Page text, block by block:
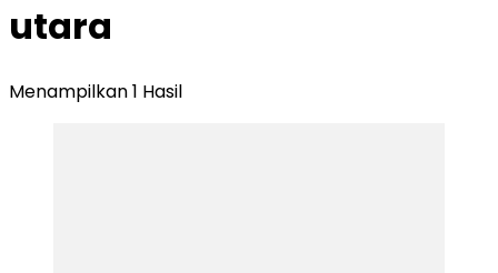
utara
Menampilkan 1 Hasil